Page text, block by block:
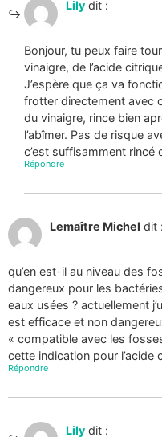
Lily dit :
Bonjour, tu peux faire
vinaigre, de l’acide
J’espère que ça va
frotter directement avec
du vinaigre, rince bien
l’abîmer. Pas de risque
c’est suffisamment rincé
Répondre
Lemaître Michel dit :
qu’en est-il au niveau des
dangereux pour les
eaux usées ? actuellement
est efficace et non
« compatible avec les
cette indication pour l’acide
Répondre
Lily dit :